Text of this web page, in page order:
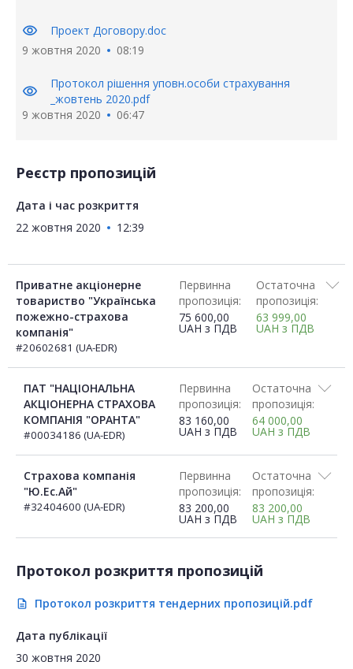
visibility
Проект Договору.doc
9 жовтня 2020
08:19
visibility
Протокол рішення уповн.особи страхування
_жовтень 2020.pdf
9 жовтня 2020
06:47
Реєстр пропозицій
Дата і час розкриття
22 жовтня 2020
12:39
Приватне акціонерне
товариство "Українська
пожежно-страхова
компанія"
#20602681 (UA-EDR)
Первинна
пропозиція:
75 600,00
UAH з ПДВ
Остаточна
пропозиція:
63 999,00
UAH з ПДВ
ПАТ "НАЦІОНАЛЬНА
АКЦІОНЕРНА СТРАХОВА
КОМПАНІЯ "ОРАНТА"
#00034186 (UA-EDR)
Первинна
пропозиція:
83 160,00
UAH з ПДВ
Остаточна
пропозиція:
64 000,00
UAH з ПДВ
Страхова компанія
"Ю.Ес.Ай"
#32404600 (UA-EDR)
Первинна
пропозиція:
83 200,00
UAH з ПДВ
Остаточна
пропозиція:
83 200,00
UAH з ПДВ
Протокол розкриття пропозицій
description Протокол розкриття тендерних пропозицій.pdf
Дата публікації
30 жовтня 2020